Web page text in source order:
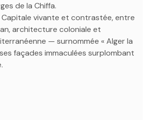
de la Chiffa.
Capitale vivante et contrastée, entre
architecture coloniale et
— surnommée « Alger la
façades immaculées surplombant